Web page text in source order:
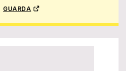
guarda